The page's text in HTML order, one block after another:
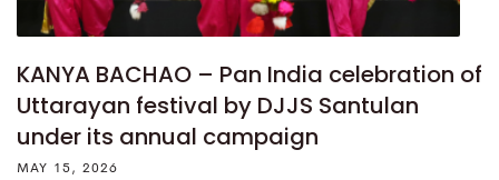
KANYA BACHAO – Pan India celebration of
Uttarayan festival by DJJS Santulan
under its annual campaign
MAY 15, 2026